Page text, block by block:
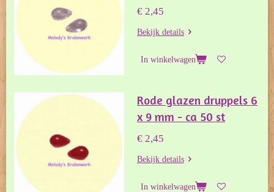
€ 2,45
Bekijk details
In winkelwagen
Rode glazen druppels 6
x 9 mm - ca 50 st
€ 2,45
Bekijk details
In winkelwagen